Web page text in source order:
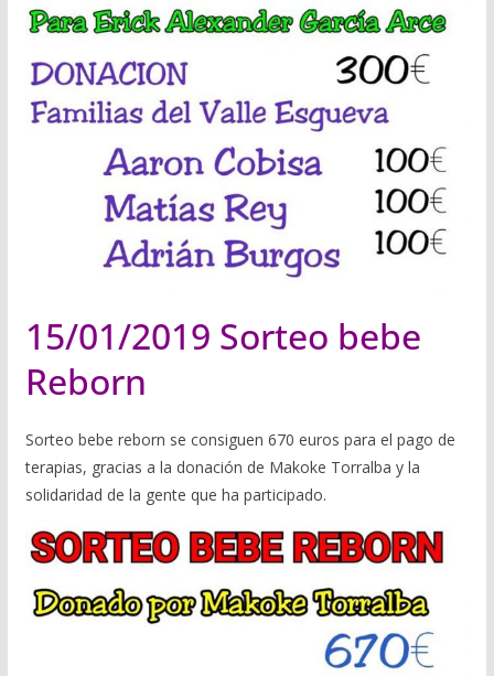
15/01/2019 Sorteo bebe
Reborn
Sorteo bebe reborn se consiguen 670 euros para el pago de
terapias, gracias a la donación de Makoke Torralba y la
solidaridad de la gente que ha participado.